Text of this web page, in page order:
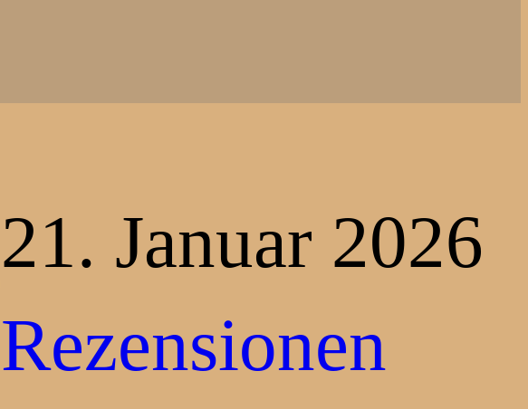
21. Januar 2026
Rezensionen